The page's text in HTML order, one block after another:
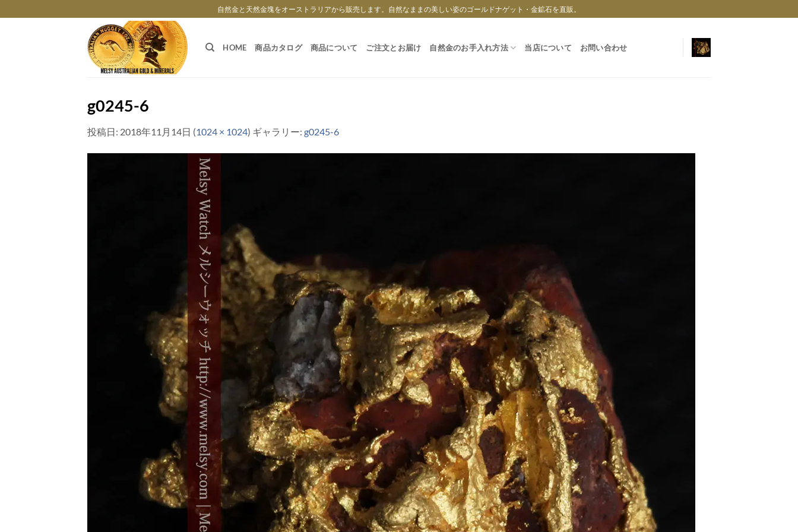
to
自然金と天然金塊をオーストラリアから販売します。自然なままの美しい姿のゴールドナゲット・金鉱石を直販。
HOME 商品カタログ 商品について ご注文とお届け 自然金のお手入れ方法 当店について お問い合わせ
g0245-6
投稿日: 2018年11月14日 (1024 × 1024) ギャラリー: g0245-6